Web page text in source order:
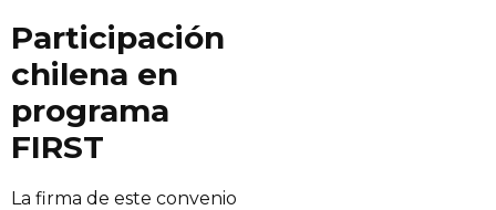
Participación
chilena en
programa
FIRST
La firma de este convenio